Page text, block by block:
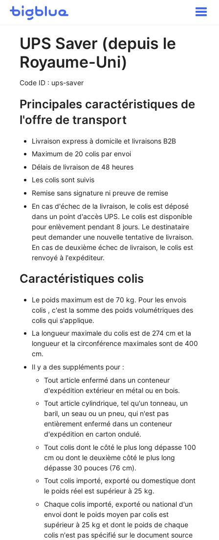
Toggle
Inbound Shipments
Inventaire
Expérience acheteur
Autres
UPS Saver (depuis le
Royaume-Uni)
Code ID : ups-saver
Principales caractéristiques de
l'offre de transport
Livraison express à domicile et livraisons B2B
Maximum de 20 colis par envoi
Délais de livraison de 48 heures
Les colis sont suivis
Remise sans signature ni preuve de remise
En cas d'échec de la livraison, le colis est déposé
dans un point d'accès UPS. Le colis est disponible
pour enlèvement pendant 8 jours. Le destinataire
peut demander une nouvelle tentative de livraison.
En cas de deuxième échec de livraison, le colis est
renvoyé à l'expéditeur.
Caractéristiques colis
Le poids maximum est de 70 kg. Pour les envois
colis , c'est la somme des poids volumétriques des
colis qui s'applique.
La longueur maximale du colis est de 274 cm et la
longueur et la circonférence maximales sont de 400
cm.
Il y a des suppléments pour :
Tout article enfermé dans un conteneur
d'expédition extérieur en métal ou en bois.
Tout article cylindrique, tel qu'un tonneau, un
baril, un seau ou un pneu, qui n'est pas
entièrement enfermé dans un conteneur
d'expédition en carton ondulé.
Tout colis dont le côté le plus long dépasse 100
cm ou dont le deuxième côté le plus long
dépasse 30 pouces (76 cm).
Tout colis importé, exporté ou domestique dont
le poids réel est supérieur à 25 kg.
Chaque colis importé, exporté ou national d'un
envoi dont le poids moyen par colis est
supérieur à 25 kg et dont le poids de chaque
colis n'est pas spécifié sur le document source